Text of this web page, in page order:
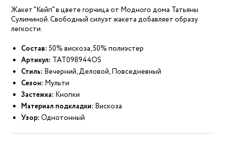
Жакет "Кейп" в цвете горчица от Модного дома Татьяны
Сулиминой. Свободный силуэт жакета добавляет образу
легкости.
Состав: 50% вискоза, 50% полиэстер
Артикул: ТАТ098944OS
Стиль: Вечерний, Деловой, Повседневный
Сезон: Мульти
Застежка: Кнопки
Материал подкладки: Вискоза
Узор: Однотонный